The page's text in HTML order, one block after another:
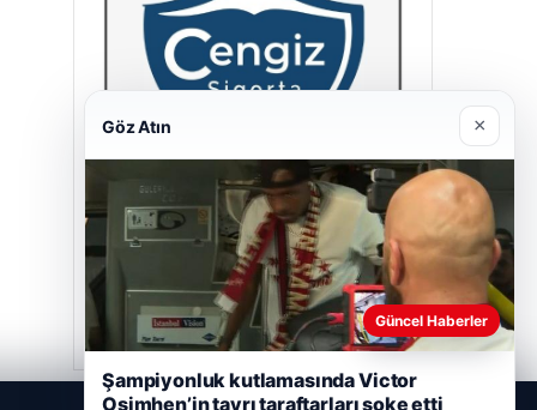
Cengiz Sigorta
23/06/2026
Göz Atın ×
Güncel Haberler
Şampiyonluk kutlamasında Victor
Osimhen’in tavrı taraftarları şoke etti